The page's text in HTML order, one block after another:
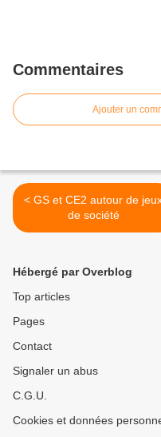
Commentaires
Ajouter un
< GS et CE2 autour de jeux
de société
Hébergé par Overblog
Top articles
Pages
Contact
Signaler un abus
C.G.U.
Cookies et données